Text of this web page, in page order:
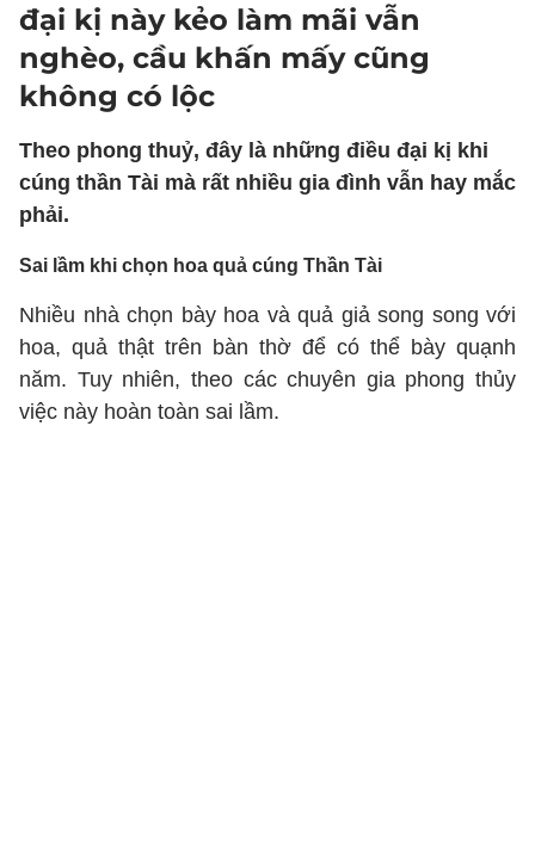
đại kị này kẻo làm mãi vẫn
nghèo, cầu khấn mấy cũng
không có lộc
Theo phong thuỷ, đây là những điều đại kị khi
cúng thần Tài mà rất nhiều gia đình vẫn hay mắc
phải.
Sai lầm khi chọn hoa quả cúng Thần Tài
Nhiều nhà chọn bày hoa và quả giả song song với
hoa, quả thật trên bàn thờ để có thể bày quạnh
năm. Tuy nhiên, theo các chuyên gia phong thủy
việc này hoàn toàn sai lầm.